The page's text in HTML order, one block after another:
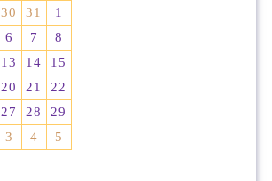
30 31
1
6 7
8
13 14
15
20 21
22
27 28
29
3 4 5